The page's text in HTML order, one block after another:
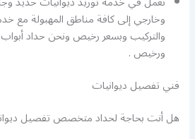
وخارجي إلى كافة مناطق المهبولة مع
والتركيب وبسعر رخيص ونحن حداد أبواب
ورخيص .
فني تفصيل ديوانيات
هل أنت بحاجة لحداد متخصص تفصيل